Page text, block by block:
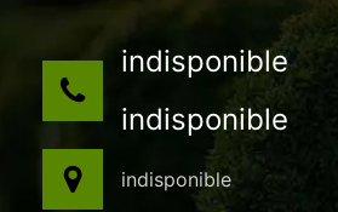
indisponible
indisponible
indisponible